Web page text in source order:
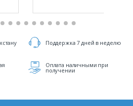
Поддержка 7 дней в неделю
Оплата наличными при
получении